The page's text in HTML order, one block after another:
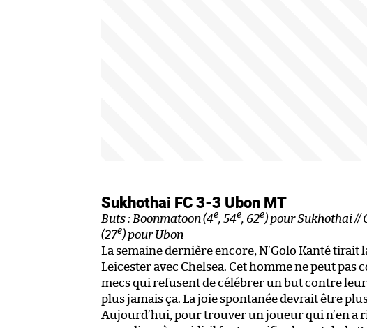
Sukhothai FC 3-3 Ubon MT
Buts : Boonmatoon (4e, 54e, 62e) pour Sukhothai //
(27e) pour Ubon
La semaine dernière encore, N’Golo Kanté
Leicester avec Chelsea. Cet homme ne peut
mecs qui refusent de célébrer un but contre
plus jamais ça. La joie spontanée devrait être
Aujourd’hui, pour trouver un joueur qui n’en a